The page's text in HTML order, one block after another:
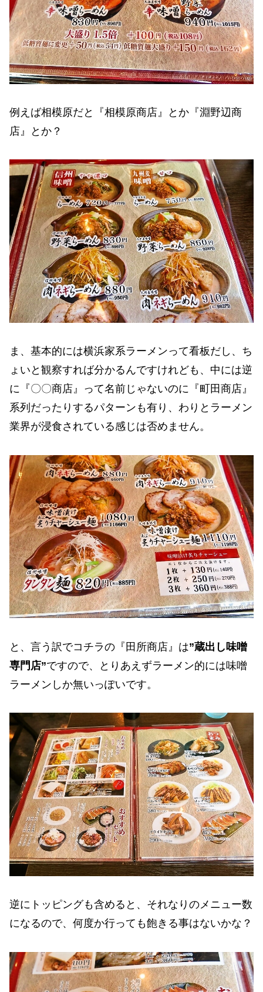
例えば相模原だと『相模原商店』とか『淵野辺商
店』とか？
ま、基本的には横浜家系ラーメンって看板だし、ち
ょいと観察すれば分かるんですけれども、中には逆
に『〇〇商店』って名前じゃないのに『町田商店』
系列だったりするパターンも有り、わりとラーメン
業界が浸食されている感じは否めません。
と、言う訳でコチラの『田所商店』は”蔵出し味噌
専門店”ですので、とりあえずラーメン的には味噌
ラーメンしか無いっぽいです。
逆にトッピングも含めると、それなりのメニュー数
になるので、何度か行っても飽きる事はないかな？